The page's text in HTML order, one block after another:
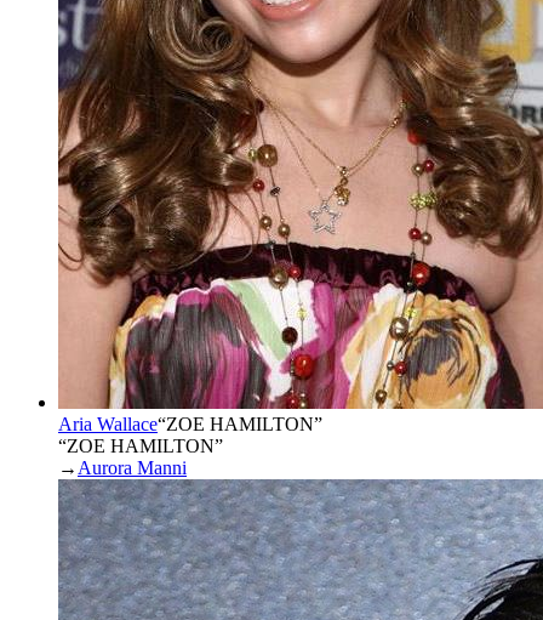
Aria Wallace“ZOE HAMILTON”
“ZOE HAMILTON”
→ Aurora Manni